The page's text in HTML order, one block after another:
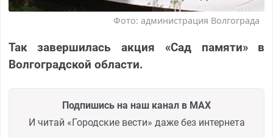
Фото: администрация Волгограда
Так завершилась акция «Сад памяти» в
Волгоградской области.
Подпишись на наш канал в MAX
И читай «Городские вести» даже без интернета